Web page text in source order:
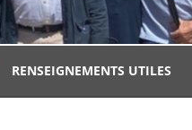
RENSEIGNEMENTS UTILES